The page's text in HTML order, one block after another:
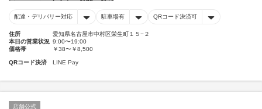
配達・デリバリー対応 駐車場有 QRコード決済可
住所
愛知県名古屋市中村区栄生町１５−２
本日の営業状況 9:00〜19:00
価格帯
￥38〜￥8,500
QRコード決済 LINE Pay
店舗公式